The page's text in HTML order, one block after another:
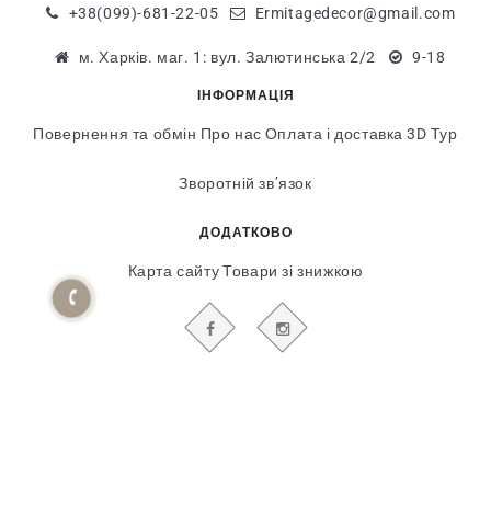
+38(099)-681-22-05 Ermitagedecor@gmail.com
м. Харків. маг. 1: вул. Залютинська 2/2 9-18
ІНФОРМАЦІЯ
Повернення та обмін Про нас Оплата і доставка 3D Тур
Зворотній зв’язок
ДОДАТКОВО
Карта сайту Товари зі знижкою